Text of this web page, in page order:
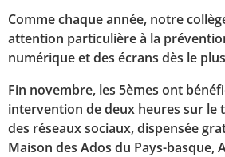
Comme chaque année, notre
attention particulière à la
numérique et des écrans dès le
Fin novembre, les 5èmes ont
intervention de deux heures sur le
des réseaux sociaux, dispensée
Maison des Ados du Pays-basque,